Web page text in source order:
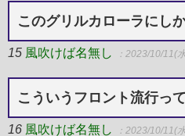
このグリルカローラにし
15 風吹けば名無し ：2023/10/11(
こういうフロント流行っ
16 風吹けば名無し ：2023/10/11(